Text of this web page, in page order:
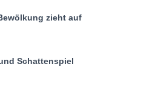
zieht auf
Schattenspiel